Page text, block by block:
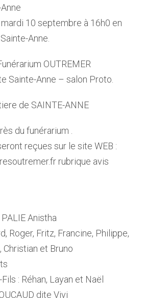
10 septembre à 16h0 en
Anne.
OUTREMER
Sainte-Anne – salon Proto.
de SAINTE-ANNE
du funérarium .
reçues sur le site WEB :
rubrique avis
Anistha
Roger, Fritz, Francine, Philippe,
Christian et Bruno
: Réhan, Layan et Naël
dite Vivi